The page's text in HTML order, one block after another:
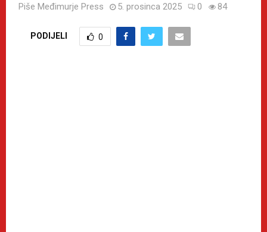
Piše Međimurje Press 5. prosinca 2025 0 84
PODIJELI 0